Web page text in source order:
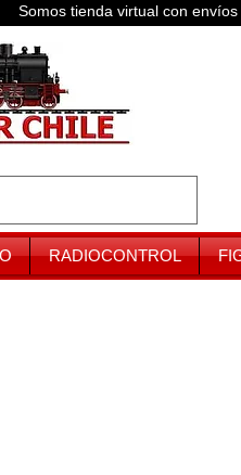
Somos tienda virtual con
RADIOCONTROL